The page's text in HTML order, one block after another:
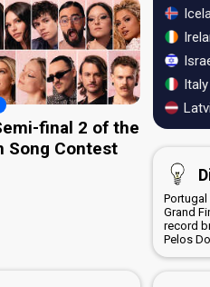
final 2 of the
Song Contest
Italy
Grand
record
Pelos